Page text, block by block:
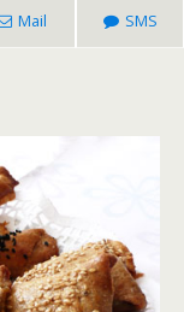
Mail SMS